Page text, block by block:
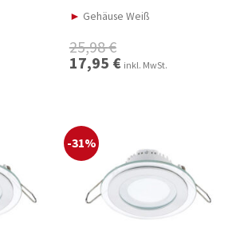
► Gehäuse Weiß
25,98€
Ursprünglicher
Preis
17,95 €Aktueller
Preis
inkl. MwSt.
-31%